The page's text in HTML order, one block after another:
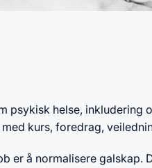
psykisk helse,
kurs, foredrag,
er å normalisere